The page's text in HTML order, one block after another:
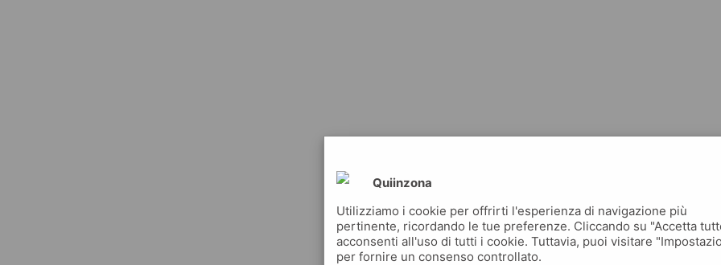
Quiinzona
Utilizziamo i cookie per offrirti l'esperienza di navigazione più
pertinente, ricordando le tue preferenze. Cliccando su "Accetta
acconsenti all'uso di tutti i cookie. Tuttavia, puoi visitare
per fornire un consenso controllato.